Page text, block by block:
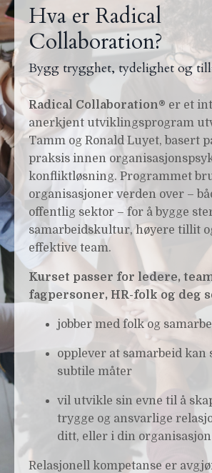
Hva er Radical
Collaboration?
Bygg trygghet, tydelighet og
Radical Collaboration® er et
anerkjent utviklingsprogram
Tamm og Ronald Luyet, basert
praksis innen
konfliktløsning. Programmet
organisasjoner verden over –
offentlig sektor – for å bygge
samarbeidskultur, høyere tillit
effektive team.
Kurset passer for ledere,
fagpersoner, HR-folk og deg
jobber med folk og
opplever at samarbeid kan
subtile måter
vil utvikle sin evne til å
trygge og ansvarlige
ditt, eller i din organisasjon
Relasjonell kompetanse er